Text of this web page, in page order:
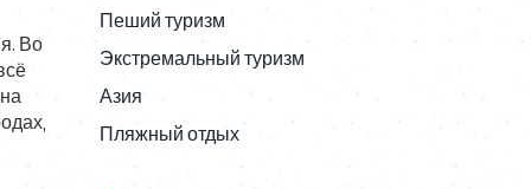
Во
Пеший туризм
Экстремальный туризм
Азия
Пляжный отдых